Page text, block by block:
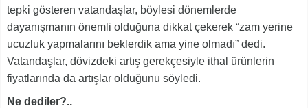
tepki gösteren vatandaşlar, böylesi dönemlerde
dayanışmanın önemli olduğuna dikkat çekerek “zam yerine
ucuzluk yapmalarını beklerdik ama yine olmadı” dedi.
Vatandaşlar, dövizdeki artış gerekçesiyle ithal ürünlerin
fiyatlarında da artışlar olduğunu söyledi.
Ne dediler?..